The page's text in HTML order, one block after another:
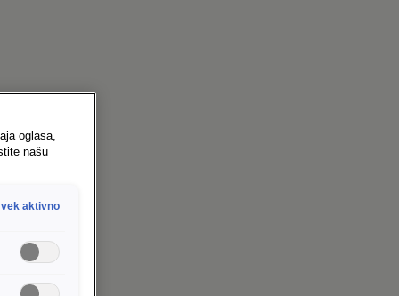
oglasa,
našu
aktivno